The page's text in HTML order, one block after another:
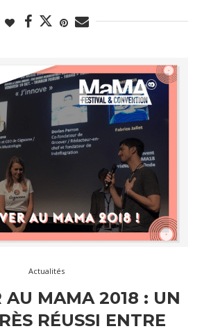
Actualités
AU MAMA 2018 : UN
RÉUSSI ENTRE